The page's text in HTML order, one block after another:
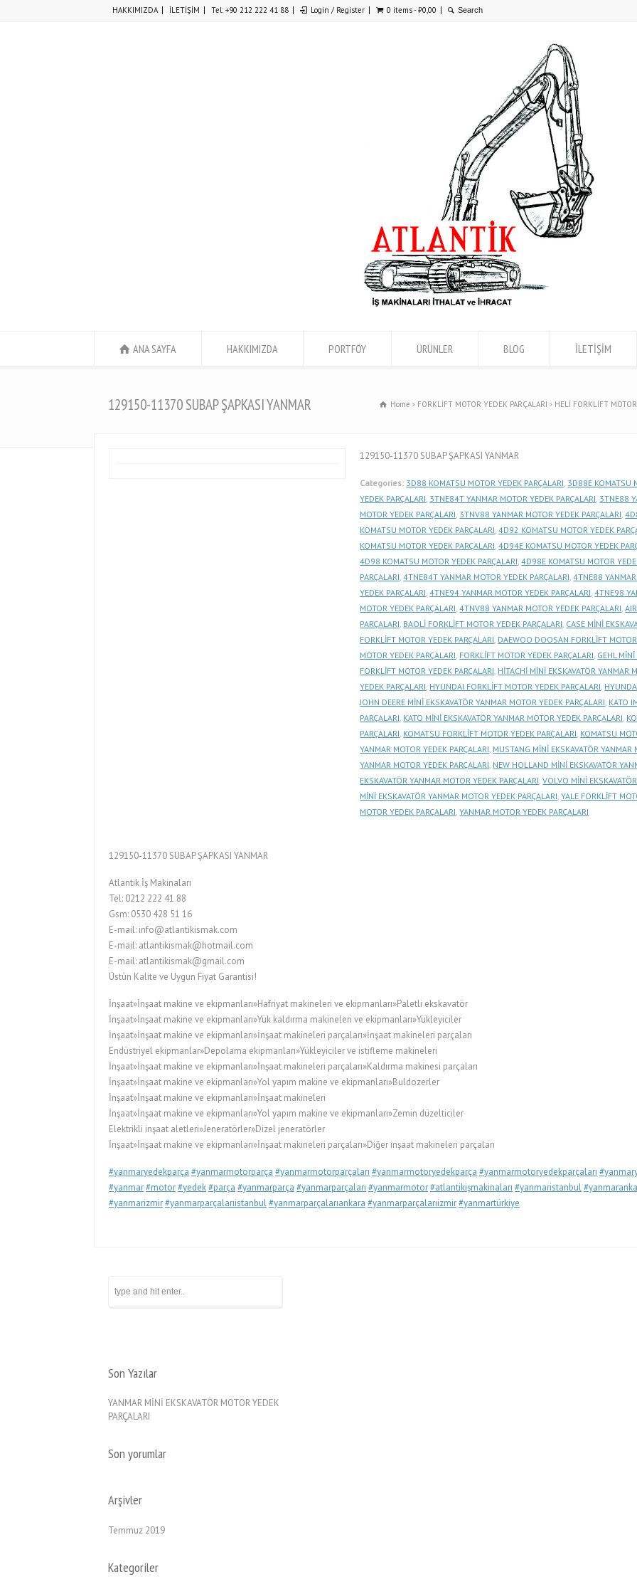
HAKKIMIZDA İLETİŞİM Tel: +90 212 222 41 88 Login / Register 0 items -₺0,00
ANA SAYFA HAKKIMIZDA PORTFÖY ÜRÜNLER BLOG İLETİŞİM
129150-11370 SUBAP ŞAPKASI YANMAR Home FORKLİFT MOTOR YEDEK PARÇALARI HELİ FORKLİFT
129150-11370 SUBAP ŞAPKASI YANMAR
Categories: 3D88 KOMATSU MOTOR YEDEK PARÇALARI, 3D88E KOMATSU
YEDEK PARÇALARI, 3TNE84T YANMAR MOTOR YEDEK PARÇALARI, 3TNE88
MOTOR YEDEK PARÇALARI, 3TNV88 YANMAR MOTOR YEDEK PARÇALARI,
KOMATSU MOTOR YEDEK PARÇALARI,4D92 KOMATSU MOTOR YEDEK
KOMATSU MOTOR YEDEK PARÇALARI,4D94E KOMATSU MOTOR YEDEK
4D98 KOMATSU MOTOR YEDEK PARÇALARI,4D98E KOMATSU MOTOR
PARÇALARI,4TNE84T YANMAR MOTOR YEDEK PARÇALARI,4TNE88 YANMAR
YEDEK PARÇALARI,4TNE94 YANMAR MOTOR YEDEK PARÇALARI,4TNE98
MOTOR YEDEK PARÇALARI,4TNV88 YANMAR MOTOR YEDEK PARÇALARI,
PARÇALARI, BAOLİ FORKLİFT MOTOR YEDEK PARÇALARI, CASE MİNİ
FORKLİFT MOTOR YEDEK PARÇALARI, DAEWOO DOOSAN FORKLİFT MOTOR
MOTOR YEDEK PARÇALARI, FORKLİFT MOTOR YEDEK PARÇALARI, GEHL MİNİ
FORKLİFT MOTOR YEDEK PARÇALARI, HİTACHİ MİNİ EKSKAVATÖR YANMAR
YEDEK PARÇALARI, HYUNDAI FORKLİFT MOTOR YEDEK PARÇALARI,
JOHN DEERE MİNİ EKSKAVATÖR YANMAR MOTOR YEDEK PARÇALARI, KATO
PARÇALARI, KATO MİNİ EKSKAVATÖR YANMAR MOTOR YEDEK PARÇALARI,
PARÇALARI, KOMATSU FORKLİFT MOTOR YEDEK PARÇALARI, KOMATSU
YANMAR MOTOR YEDEK PARÇALARI, MUSTANG MİNİ EKSKAVATÖR YANMAR
YANMAR MOTOR YEDEK PARÇALARI, NEW HOLLAND MİNİ EKSKAVATÖR
EKSKAVATÖR YANMAR MOTOR YEDEK PARÇALARI,VOLVO MİNİ
MİNİ EKSKAVATÖR YANMAR MOTOR YEDEK PARÇALARI,YALE FORKLİFT
MOTOR YEDEK PARÇALARI,YANMAR MOTOR YEDEK PARÇALARI
129150-11370 SUBAP ŞAPKASI YANMAR
Atlantik İş Makinaları
Tel: 0212 222 41 88
Gsm: 0530 428 51 16
E-mail: info@atlantikismak.com
E-mail: atlantikismak@hotmail.com
E-mail: atlantikismak@gmail.com
Üstün Kalite ve Uygun Fiyat Garantisi!
İnşaat»İnşaat makine ve ekipmanları»Hafriyat makineleri ve ekipmanları»Paletli ekskavatör
İnşaat»İnşaat makine ve ekipmanları»Yük kaldırma makineleri ve ekipmanları»Yükleyiciler
İnşaat»İnşaat makine ve ekipmanları»İnşaat makineleri parçaları»İnşaat makineleri parçaları
Endüstriyel ekipmanlar»Depolama ekipmanları»Yükleyiciler ve istifleme makineleri
İnşaat»İnşaat makine ve ekipmanları»İnşaat makineleri parçaları»Kaldırma makinesi parçaları
İnşaat»İnşaat makine ve ekipmanları»Yol yapım makine ve ekipmanları»Buldozerler
İnşaat»İnşaat makine ve ekipmanları»İnşaat makineleri
İnşaat»İnşaat makine ve ekipmanları»Yol yapım makine ve ekipmanları»Zemin düzelticiler
Elektrikli inşaat aletleri»Jeneratörler»Dizel jeneratörler
İnşaat»İnşaat makine ve ekipmanları»İnşaat makineleri parçaları»Diğer inşaat makineleri parçaları
#yanmaryedekparça #yanmarmotorparça #yanmarmotorparçaları #yanmarmotoryedekparça #yanmarmotoryedekparçaları
#yanmar#motor#yedek#parça #yanmarparça #yanmarparçaları #yanmarmotor#atlantikişmakinaları #yanmaristanbul
#yanmarizmir#yanmarparçalarıistanbul#yanmarparçalarıankara #yanmarparçalarıizmir#yanmartürkiye
Son Yazılar
YANMAR MİNİ EKSKAVATÖR MOTOR YEDEK
PARÇALARI
Son yorumlar
Arşivler
Temmuz 2019
Kategoriler